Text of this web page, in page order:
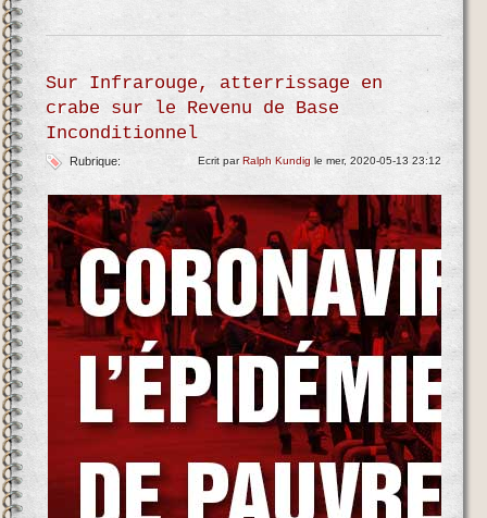
Sur Infrarouge, atterrissage en
crabe sur le Revenu de Base
Inconditionnel
Ecrit parRalph Kundig le mer, 2020-05-13 23:12
Rubrique: